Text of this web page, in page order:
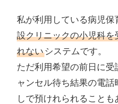
私が利用している病児保
設クリニックの小児科
れないシステムです。
ただ利用希望の前日に
ャンセル待ち結果の電
しで預けれられることも